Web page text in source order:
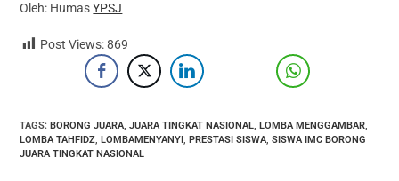
Oleh: HumasYPSJ
Post Views: 869
TAGS: BORONG JUARA, JUARA TINGKAT NASIONAL, LOMBA MENGGAMBAR,
LOMBA TAHFIDZ, LOMBAMENYANYI, PRESTASI SISWA, SISWA IMC BORONG
JUARA TINGKAT NASIONAL